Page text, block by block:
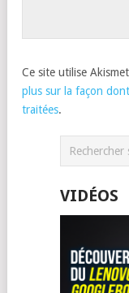
Ce site utilise
plus sur la façon
traitées.
VIDÉOS